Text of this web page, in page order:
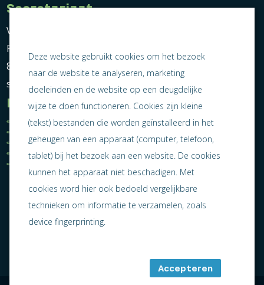
Secretariaat
Vereniging Ondernemend Sneek
Postbus 464
8600 AL Sneek
secretariaat@ondernemendsneek.nl
Informatie
Ledenoverzicht
Algemene voorwaarden
Privacy statement
Jaarverslag 2025
Nieuws
Lid worden
Contact
Deze website gebruikt cookies om het bezoek
naar de website te analyseren, marketing
doeleinden en de website op een deugdelijke
wijze te doen functioneren. Cookies zijn kleine
(tekst) bestanden die worden geïnstalleerd in het
geheugen van een apparaat (computer, telefoon,
tablet) bij het bezoek aan een website. De cookies
kunnen het apparaat niet beschadigen. Met
cookies word hier ook bedoeld vergelijkbare
technieken om informatie te verzamelen, zoals
device fingerprinting.
Accepteren